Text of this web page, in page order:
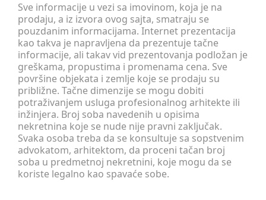
Sve informacije u vezi sa imovinom, koja je na
prodaju, a iz izvora ovog sajta, smatraju se
pouzdanim informacijama. Internet prezentacija
kao takva je napravljena da prezentuje tačne
informacije, ali takav vid prezentovanja podložan je
greškama, propustima i promenama cena. Sve
površine objekata i zemlje koje se prodaju su
približne. Tačne dimenzije se mogu dobiti
potraživanjem usluga profesionalnog arhitekte ili
inžinjera. Broj soba navedenih u opisima
nekretnina koje se nude nije pravni zaključak.
Svaka osoba treba da se konsultuje sa sopstvenim
advokatom, arhitektom, da proceni tačan broj
soba u predmetnoj nekretnini, koje mogu da se
koriste legalno kao spavaće sobe.